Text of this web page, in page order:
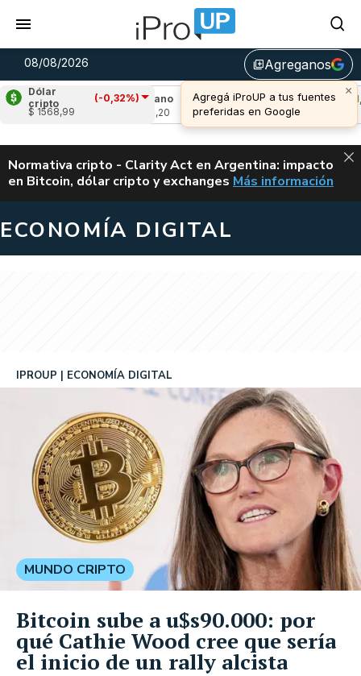
08/08/2026 library_addAgreganos
×
Agregá iProUP a tus fuentes
preferidas en Google
Dólar
cripto
(-0,32%)
$ 1568,99
Cardano
(1,59%)
Avalanche
u$s 6,56
ALERTA
Normativa cripto - Clarity Act en Argentina: impacto
en Bitcoin, dólar cripto y exchanges CLARITY ACT EN
Más información
ECONOMÍA DIGITAL
IPROUP ECONOMÍA DIGITAL
MUNDO CRIPTO
Bitcoin sube a u$s90.000: por
qué Cathie Wood cree que sería
el inicio de un rally alcista